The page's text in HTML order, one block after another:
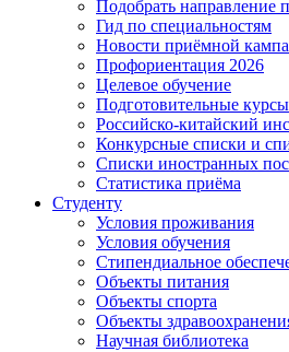
Подобрать направление
Гид по специальностям
Новости приёмной
Профориентация 2026
Целевое обучение
Подготовительные курсы
Российско-китайский
Конкурсные списки и
Списки иностранных
Статистика приёма
Студенту
Условия проживания
Условия обучения
Стипендиальное
Объекты питания
Объекты спорта
Объекты
Научная библиотека